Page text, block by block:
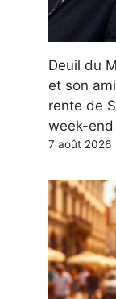
Deuil du
et son
rente de
week-end
7 août 2026